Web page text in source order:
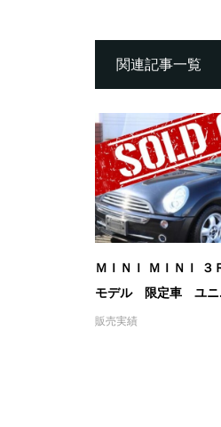
関連記事一覧
ＭＩＮＩ ＭＩＮＩ ３
モデル 限定車 ユニ
販売実績